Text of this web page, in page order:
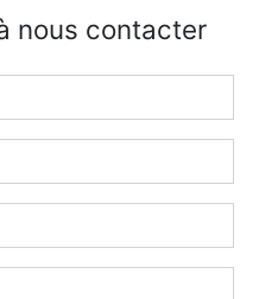
nous contacter